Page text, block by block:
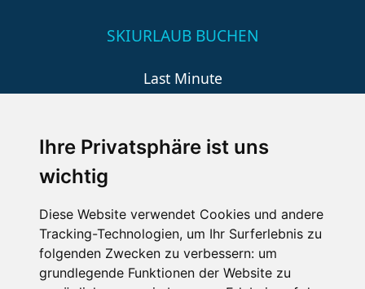
Ihre Privatsphäre ist uns
wichtig
Diese Website verwendet Cookies und andere
Tracking-Technologien, um Ihr Surferlebnis zu
folgenden Zwecken zu verbessern: um
grundlegende Funktionen der Website zu
SKIURLAUB BUCHEN
Last Minute
Wellness
SCHNEEHÖHEN SKI APP
Die Schneehoehen Ski APP für iOS und Android - Ein
Muss für alle Wintersportler und Schneefreaks!